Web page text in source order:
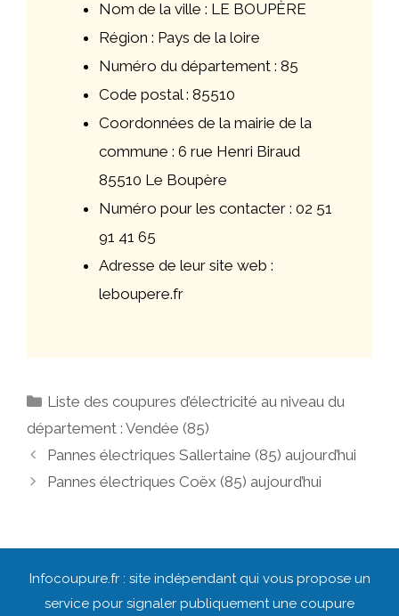
Nom de la ville : LE BOUPÈRE
Région : Pays de la loire
Numéro du département : 85
Code postal : 85510
Coordonnées de la mairie de la
commune : 6 rue Henri Biraud
85510 Le Boupère
Numéro pour les contacter : 02 51
91 41 65
Adresse de leur site web :
leboupere.fr
Catégories
Liste des coupures d’électricité au niveau du
département : Vendée (85)
Navigation
des
Pannes électriques Sallertaine (85) aujourd’hui
Pannes électriques Coëx (85) aujourd’hui
Infocoupure.fr : site indépendant qui vous propose un
service pour signaler publiquement une coupure